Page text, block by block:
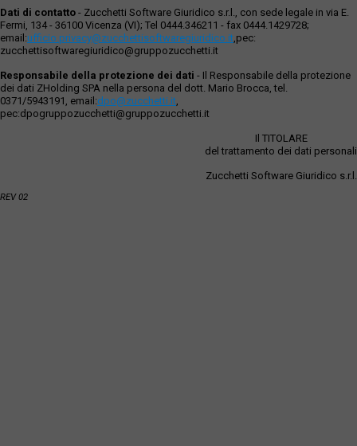
Dati di contatto - Zucchetti Software Giuridico s.r.l., con sede legale in via E.
Fermi, 134 - 36100 Vicenza (VI); Tel 0444.346211 - fax 0444.1429728;
email:ufficio.privacy@zucchettisoftwaregiuridico.it,pec:
zucchettisoftwaregiuridico@gruppozucchetti.it
Responsabile della protezione dei dati - Il Responsabile della protezione
dei dati ZHolding SPA nella persona del dott. Mario Brocca, tel.
0371/5943191, email:dpo@zucchetti.it,
pec:dpogruppozucchetti@gruppozucchetti.it
Il TITOLARE
del trattamento dei dati personali
Zucchetti Software Giuridico s.r.l.
REV 02